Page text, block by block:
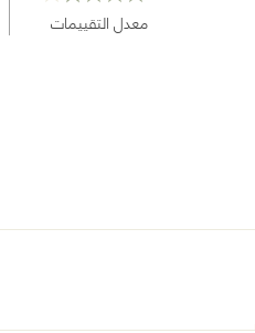
معدل التقييمات